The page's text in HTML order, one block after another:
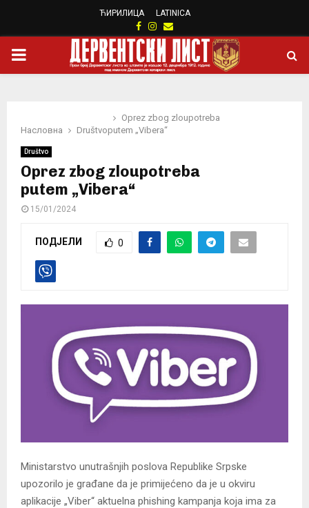
ЋИРИЛИЦА LATINICA
Facebook
Instagram
Email
PRIMARY
Насловна Društvo
Oprez zbog zloupotreba
putem „Vibera“
Društvo
Oprez zbog zloupotreba
putem „Vibera“
15/01/2024
ПОДЈЕЛИ 0
Ministarstvo unutrašnjih poslova Republike Srpske
upozorilo je građane da je primijećeno da je u okviru
aplikacije „Viber“ aktuelna phishing kampanja koja ima za